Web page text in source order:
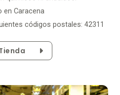
en Caracena
códigos postales: 42311